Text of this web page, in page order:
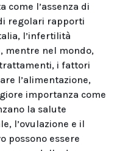
come l’assenza di
regolari rapporti
l’infertilità
mentre nel mondo,
trattamenti, i fattori
l’alimentazione,
importanza come
la salute
l’ovulazione e il
possono essere